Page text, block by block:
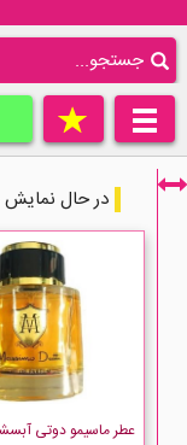
فقط نمایش
در حال نمایش 5 مورد از 5 مورد
عطر ماسیمو دوتی